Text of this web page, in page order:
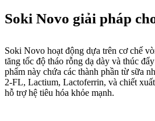
Soki Novo giải pháp
Soki Novo hoạt động dựa trên cơ chế
tăng tốc độ tháo rỗng dạ dày và thúc
phẩm này chứa các thành phần từ sữa
2-FL, Lactium, Lactoferrin, và chiết
hỗ trợ hệ tiêu hóa khỏe mạnh.